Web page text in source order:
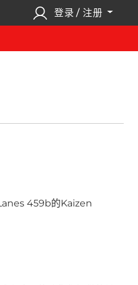
登录 / 注册
459b的Kaizen